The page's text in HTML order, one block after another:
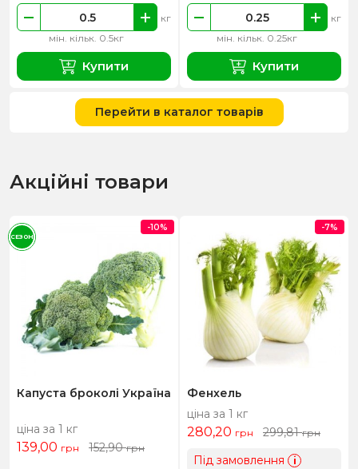
мін. кільк. 0.5кг
кг
Купити
мін. кільк. 0.25кг
кг
Купити
Перейти в каталог товарів
Акційні товари
Капуста броколі Україна
ціна за 1 кг
139,00 грн 152,90грн
-10%
СЕЗОН
Фенхель
ціна за 1 кг
280,20 грн 299,81грн
Під замовлення i
-7%